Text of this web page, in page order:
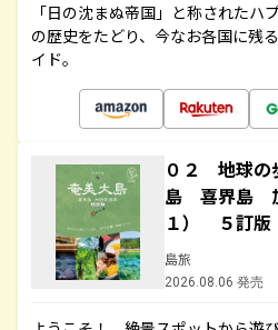
「日の沈まぬ帝国」と称されたハ
の歴史をたどり、今なお各国に残
イド。
０２ 地球
島 喜界島
１） ５訂版
島旅
2026.08.06 発売